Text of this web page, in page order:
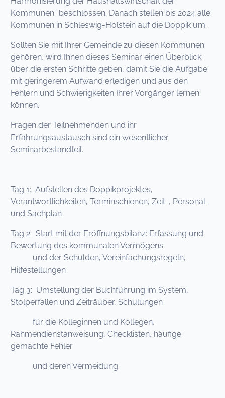
Kommunen“ beschlossen. Danach stellen bis 2024 alle
Kommunen in Schleswig-Holstein auf die Doppik um.
Sollten Sie mit Ihrer Gemeinde zu diesen Kommunen
gehören, wird Ihnen dieses Seminar einen Überblick
über die ersten Schritte geben, damit Sie die Aufgabe
mit geringerem Aufwand erledigen und aus den
Fehlern und Schwierigkeiten Ihrer Vorgänger lernen
können.
Fragen der Teilnehmenden und ihr
Erfahrungsaustausch sind ein wesentlicher
Seminarbestandteil.
Tag 1: Aufstellen des Doppikprojektes,
Verantwortlichkeiten, Terminschienen, Zeit-, Personal-
und Sachplan
Tag 2: Start mit der Eröffnungsbilanz: Erfassung und
Bewertung des kommunalen Vermögens
und der Schulden, Vereinfachungsregeln,
Hilfestellungen
Tag 3: Umstellung der Buchführung im System,
Stolperfallen und Zeiträuber, Schulungen
für die Kolleginnen und Kollegen,
Rahmendienstanweisung, Checklisten, häufige
gemachte Fehler
und deren Vermeidung